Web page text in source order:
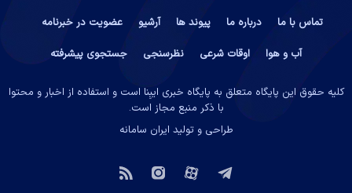
تماس با ما درباره ما پیوند ها آرشیو
عضویت در خبرنامه
آب و هوا
اوقات شرعی نظرسنجی جستجوی پیشرفته
کلیه حقوق این پایگاه متعلق به پایگاه خبری ایبِنا است و استفاده از اخبار و محتوا
با ذکر منبع مجاز است.
طراحی و تولید ایران سامانه